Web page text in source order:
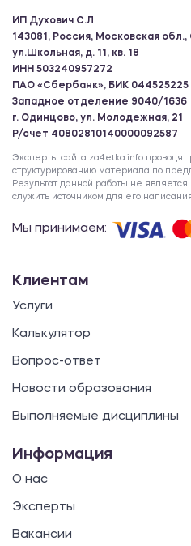
ИП Духович С.Л
143081, Россия, Московская
ул.Школьная, д. 11, кв. 18
ИНН 503240957272
ПАО «Сбербанк», БИК 044525225
Западное отделение 9040/1636
г. Одинцово, ул. Молодежная, 21
Р/счет 40802810140000092587
Эксперты сайта za4etka.info проводят
структурированию материала по
Результат данной работы не
служить источником для его
Мы принимаем:
Клиентам
Услуги
Калькулятор
Вопрос-ответ
Новости образования
Выполняемые дисциплины
Информация
О нас
Эксперты
Вакансии